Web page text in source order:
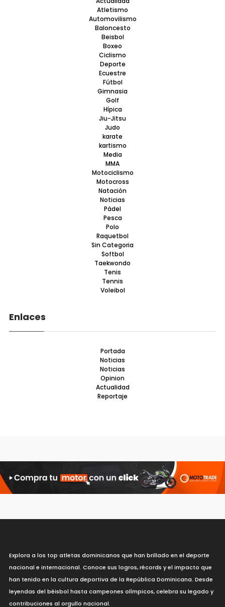
Atletismo
Automovilismo
Baloncesto
Beisbol
Boxeo
Ciclismo
Deporte
Ecuestre
Fútbol
Gimnasia
Golf
Hípica
Jiu-Jitsu
Judo
karate
kartismo
Media
MMA
Motociclismo
Motocross
Natación
Noticias
Pádel
Pesca
Polo
Raquetbol
Sin Categoria
Softbol
Taekwondo
Tenis
Tennis
Voleibol
Enlaces
Portada
Noticias
Noticias
Opinion
Actualidad
Reportaje
Explora a los top atletas dominicanos que han brillado en el deporte
nacional e internacional. Conoce sus logros, récords y el impacto que
han tenido en la cultura deportiva de la República Dominicana. Desde
leyendas del béisbol hasta campeones olímpicos, celebra su legado y
contribuciones al orgullo nacional.